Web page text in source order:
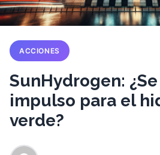
ACCIONES
SunHydrogen:
impulso para el
verde?